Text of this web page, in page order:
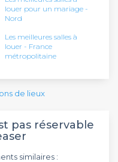
louer pour un mariage -
Nord
Les meilleures salles à
louer - France
métropolitaine
de lieux
pas réservable
similaires :